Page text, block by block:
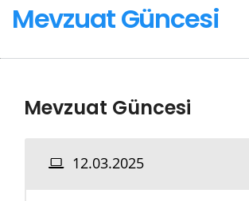
Mevzuat Güncesi
Mevzuat Güncesi
12.03.2025